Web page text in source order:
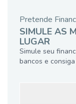
Pretende
SIMULE AS
LUGAR
Simule seu
bancos e